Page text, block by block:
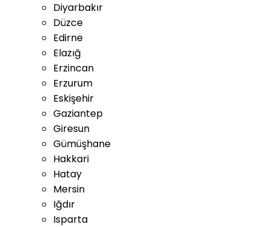
Diyarbakır
Düzce
Edirne
Elazığ
Erzincan
Erzurum
Eskişehir
Gaziantep
Giresun
Gümüşhane
Hakkari
Hatay
Mersin
Iğdır
Isparta